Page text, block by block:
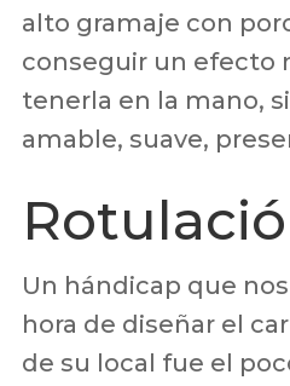
alto gramaje con
conseguir un efecto
tenerla en la mano,
amable, suave,
Un hándicap que
hora de diseñar el
de su local fue el